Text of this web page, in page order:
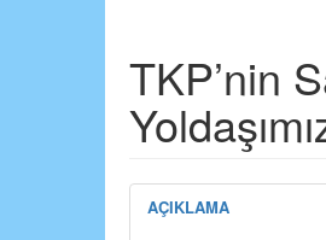
TKP’nin
AÇIKLAMA